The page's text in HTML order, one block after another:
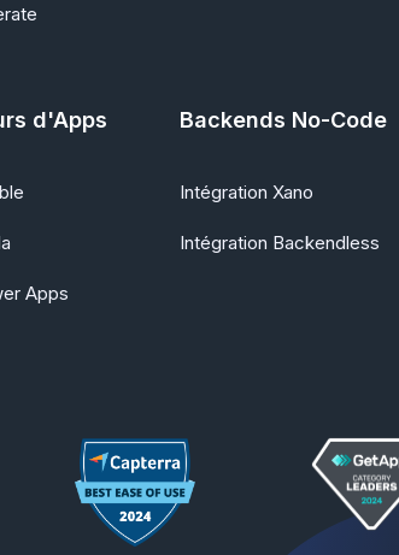
d'Apps
Apps
Backends No-Code
Intégration Xano
Intégration Backendless